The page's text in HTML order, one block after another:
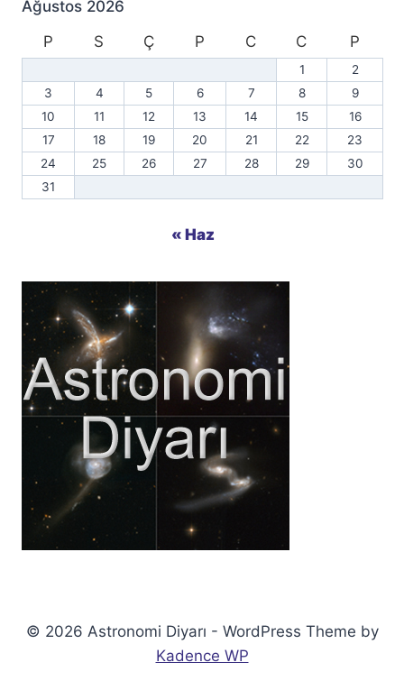
Ağustos 2026
P
S Ç P C C P
1
2
3
4 5 6 7 8
9
10
11 12 13 14 15
16
17
18 19 20 21 22
23
24
25 26 27 28 29
30
31
« Haz
© 2026 Astronomi Diyarı - WordPress Theme by
Kadence WP